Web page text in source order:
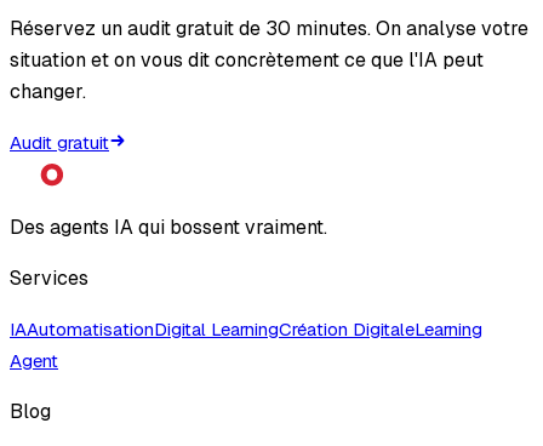
Réservez un audit gratuit de 30 minutes. On analyse votre
situation et on vous dit concrètement ce que l'IA peut
changer.
Audit gratuit
Des agents IA qui bossent vraiment.
Services
IAAutomatisationDigital LearningCréation DigitaleLearning
Agent
Blog